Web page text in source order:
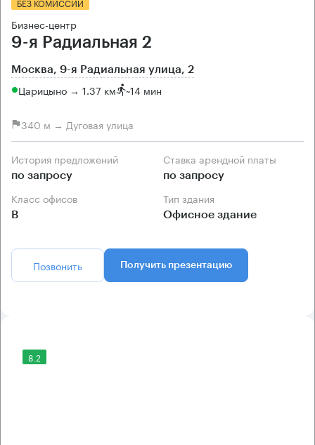
Бизнес-центр
9-я Радиальная 2
Москва, 9-я Радиальная улица, 2
Царицыно → 1.37 км ~14 мин
340 м → Дуговая улица
История предложений
по запросу
Ставка арендной платы
по запросу
Класс офисов
B
Тип здания
Офисное здание
Позвонить Получить презентацию
8.2